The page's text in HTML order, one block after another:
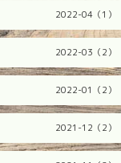
2022-04（1）
2022-03（2）
2022-01（2）
2021-12（2）